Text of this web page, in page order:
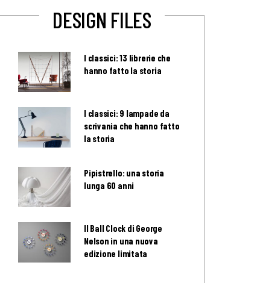
DESIGN FILES
I classici: 13 librerie che
hanno fatto la storia
I classici: 9 lampade da
scrivania che hanno fatto
la storia
Pipistrello: una storia
lunga 60 anni
Il Ball Clock di George
Nelson in una nuova
edizione limitata